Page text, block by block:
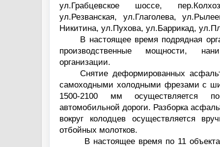
ул.Грабцевское шоссе,
ул.Резванская, ул.Глаголева,
Никитина, ул.Пухова, ул.Баррикад,
В настоящее время подрядная
производственные мощности,
организации.
Снятие деформированных
самоходными холодными фрезами с
1500-2100 мм осуществляется
автомобильной дороги. Разборка
вокруг колодцев осуществляется
отбойных молотков.
В настоящее время по 11